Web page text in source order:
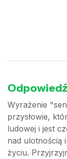
Wyrażenie
przysłowie,
ludowej i jest
nad ulotnością
życiu.